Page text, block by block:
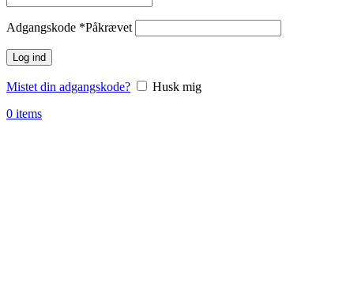
Adgangskode *Påkrævet
Log ind
Mistet din adgangskode?
Husk mig
0 items